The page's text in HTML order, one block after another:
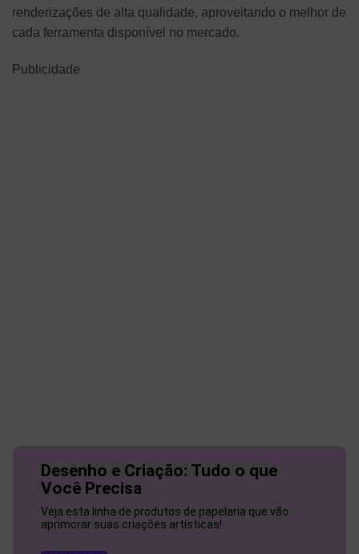
renderizações de alta qualidade, aproveitando o melhor de
cada ferramenta disponível no mercado.
Publicidade
Desenho e Criação: Tudo o que
Você Precisa
Veja esta linha de produtos de papelaria que vão
aprimorar suas criações artísticas!